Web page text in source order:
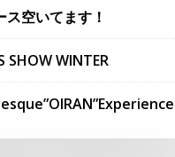
空いてます！
SHOW WINTER